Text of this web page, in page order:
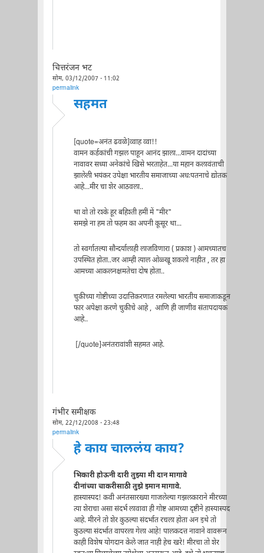
चित्तरंजन भट
सोम, 03/12/2007 - 11:02
permalink
सहमत
[quote=अनंत ढवळे]व्वाह व्वा!!
वामन कर्डकांची गझल पाहून आनंद झाला...वामन दादांच्या
नावावर सध्या अनेकांचे खिसे भरताहेत...या महान कलावंताची
झालेली भयंकर उपेक्षा भारतीय समाजाच्या अधःपतनाचे द्योतक
आहे...मीर चा शेर आठवला..
था वो तो रश्के हूर बहिश्ती हमीं में "मीर"
समझे ना हम तो फहम का अपनी कूसूर था...
तो स्वर्गातल्या सौन्दर्यालाही लाजविणारा ( प्रकाश ) आमच्यातच
उपस्थित होता..जर आम्ही त्याल ओळ्खू शकलो नाहीत , तर हा
आमच्या आकलनक्षमतेचा दोष होता..
चुकीच्या गोष्टीच्या उदात्तिकरणात रमलेल्या भारतीय समाजाकडून
फार अपेक्षा करणे चुकीचे आहे , आणि ही जाणीव संतापदायक
आहे..
[/quote]अनंतरावांशी सहमत आहे.
गंभीर समीक्षक
सोम, 22/12/2008 - 23:48
permalink
हे काय चाललंय काय?
भिकारी होऊनी दारी तुझ्या मी दान मागावे
दीनांच्या चाकरीसाठी तुझे इमान मागावे.
हास्यास्पद! कवी अनंतसारख्या गाजलेल्या गझलकाराने मीरच्या
त्या शेराचा असा संदर्भ लावावा ही गोष्ट आमच्या दृष्टीने हास्यास्पद
आहे. मीरने तो शेर कुठल्या संदर्भात रचला होता अन इथे तो
कुठल्या संदर्भात वापरला गेला आहे! पालकदत्त नावाने वावरून
काही विशेष योगदान केले जात नाही हेच खरे! मीरचा तो शेर